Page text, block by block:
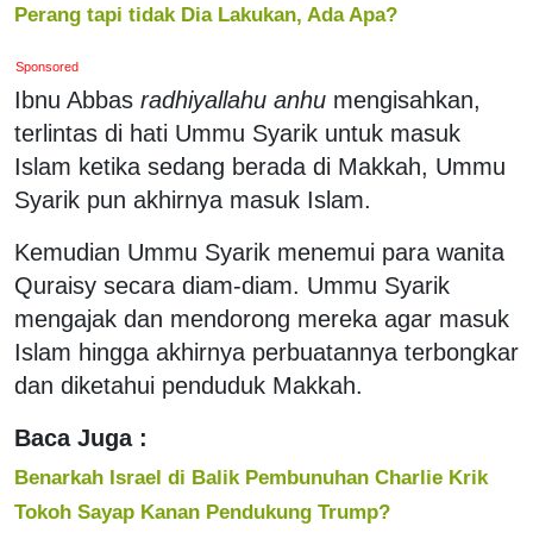
Perang tapi tidak Dia Lakukan, Ada Apa?
Sponsored
Ibnu Abbas radhiyallahu anhu mengisahkan,
terlintas di hati Ummu Syarik untuk masuk
Islam ketika sedang berada di Makkah, Ummu
Syarik pun akhirnya masuk Islam.
Kemudian Ummu Syarik menemui para wanita
Quraisy secara diam-diam. Ummu Syarik
mengajak dan mendorong mereka agar masuk
Islam hingga akhirnya perbuatannya terbongkar
dan diketahui penduduk Makkah.
Baca Juga :
Benarkah Israel di Balik Pembunuhan Charlie Krik
Tokoh Sayap Kanan Pendukung Trump?